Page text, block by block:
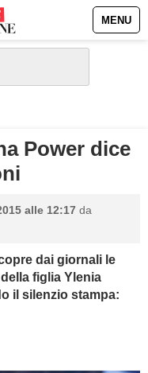
MENU
Power dice
alle 12:17 da
dai giornali le
figlia Ylenia
il silenzio stampa: